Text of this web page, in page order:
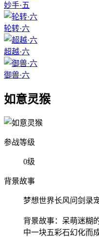
妙手·五
轮转·六
超越·六
御兽·六
如意灵猴
参战等级
0级
背景故事
梦想世界长风问剑录
背景故事：呆萌迷糊
中一块五彩石幻化而